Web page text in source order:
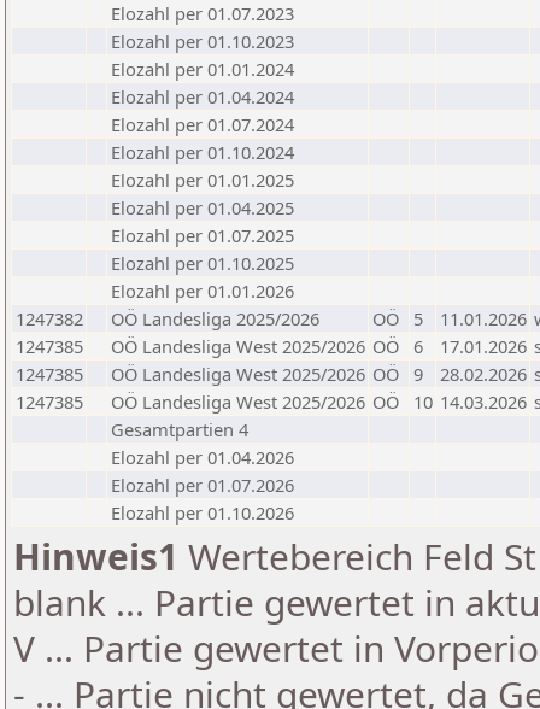
Elozahl per 01.07.2023
Elozahl per 01.10.2023
Elozahl per 01.01.2024
Elozahl per 01.04.2024
Elozahl per 01.07.2024
Elozahl per 01.10.2024
Elozahl per 01.01.2025
Elozahl per 01.04.2025
Elozahl per 01.07.2025
Elozahl per 01.10.2025
Elozahl per 01.01.2026
1247382
OÖ Landesliga 2025/2026 OÖ 5 11.01.2026
1247385
OÖ Landesliga West 2025/2026 OÖ 6 17.01.2026
1247385
OÖ Landesliga West 2025/2026 OÖ 9 28.02.2026
1247385
OÖ Landesliga West 2025/2026 OÖ 10 14.03.2026
Gesamtpartien 4
Elozahl per 01.04.2026
Elozahl per 01.07.2026
Elozahl per 01.10.2026
Hinweis1 Wertebereich Feld
blank ... Partie gewertet in
V ... Partie gewertet in
- ... Partie nicht gewertet, da